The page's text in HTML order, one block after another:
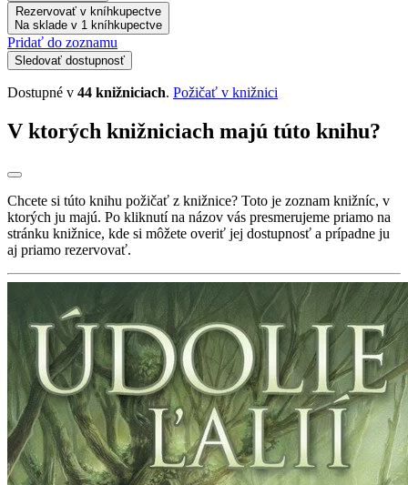
Rezervovať v kníhkupectve
Na sklade v 1 kníhkupectve
Pridať do zoznamu
Sledovať dostupnosť
Dostupné v 44 knižniciach. Požičať v knižnici
V ktorých knižniciach majú túto knihu?
Chcete si túto knihu požičať z knižnice? Toto je zoznam knižníc, v
ktorých ju majú. Po kliknutí na názov vás presmerujeme priamo na
stránku knižnice, kde si môžete overiť jej dostupnosť a prípadne ju
aj priamo rezervovať.